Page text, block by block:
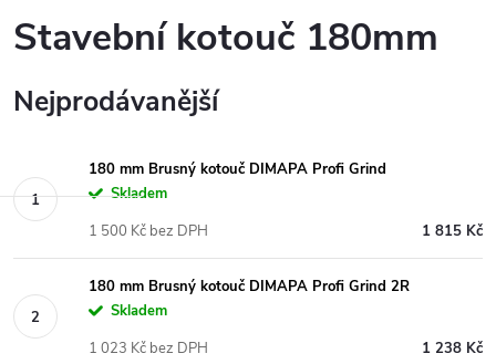
Stavební kotouč 180mm
Nejprodávanější
180 mm Brusný kotouč DIMAPA Profi Grind
Skladem
1 815 Kč
1 500 Kč bez DPH
180 mm Brusný kotouč DIMAPA Profi Grind 2R
Skladem
1 238 Kč
1 023 Kč bez DPH